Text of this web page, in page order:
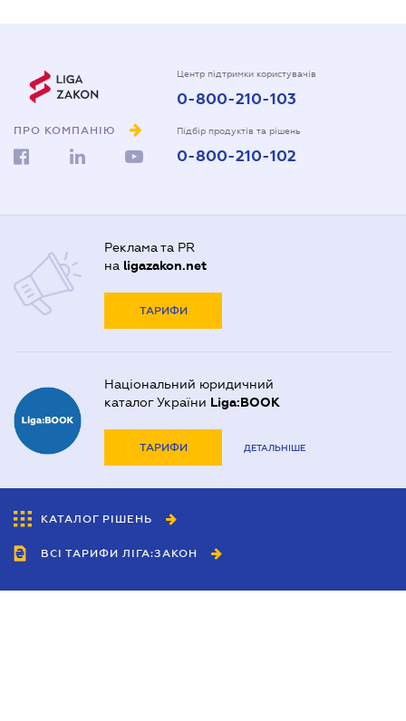
ПРО КОМПАНІЮ
Центр підтримки користувачів
0-800-210-103
Підбір продуктів та рішень
0-800-210-102
Реклама та PR
на ligazakon.net
ТАРИФИ
Національний юридичний
каталог України Liga:BOOK
ТАРИФИ ДЕТАЛЬНІШЕ
КАТАЛОГ РІШЕНЬ
ВСІ ТАРИФИ ЛІГА:ЗАКОН